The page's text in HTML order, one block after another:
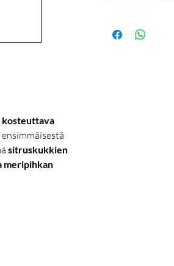
kosteuttava
sitruskukkien
meripihkan